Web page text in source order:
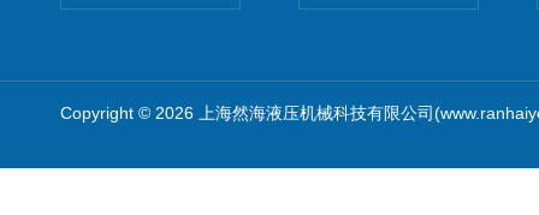
Copyright © 2026 上海然海液压机械科技有限公司